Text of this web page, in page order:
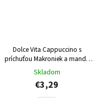
Dolce Vita Cappuccino s
príchuťou Makroniek a mandlí
do Dolce Gusto 12 kapsúl
Skladom
€3,29